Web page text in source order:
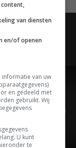
content,
van diensten
en/of openen
van uw
en gedeeld met
gebruikt. Wij
U kunt
te